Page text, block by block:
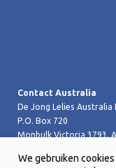
Contact Australia
De Jong Lelies Australia
P.O. Box 720
Monbulk Victoria 3793,
T +61 (0)359 619 188
We gebruiken